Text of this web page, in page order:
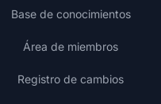
Base de conocimientos
Área de miembros
Registro de cambios